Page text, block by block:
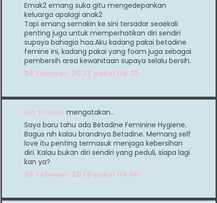
Emak2 emang suka gitu mengedepankan
keluarga apalagi anak2
Tapi emang semakin ke sini tersadar seaekali
penting juga untuk memperhatikan diri sendiri
supaya bahagia haa.Aku kadang pakai betadine
femine ini, kadang pakai yang foam juga sebagai
pembersih area kewanitaan supaya selalu bersih.
26 Februari 2023 pukul 06.35
Lia Yuliani mengatakan…
Saya baru tahu ada Betadine Feminine Hygiene.
Bagus nih kalau brandnya Betadine. Memang self
love itu penting termasuk menjaga kebersihan
diri. Kalau bukan diri sendiri yang peduli, siapa lagi
kan ya?
26 Februari 2023 pukul 06.50